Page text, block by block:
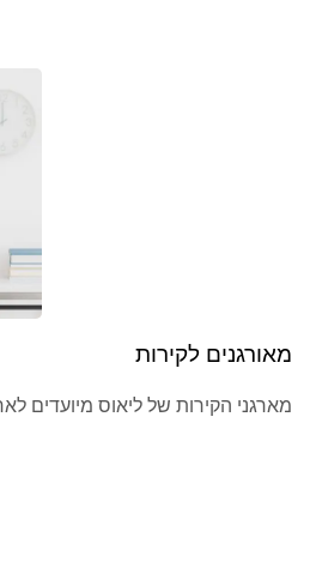
מאורגנים לקירות
מארגני הקירות של ליאוס מיועדים